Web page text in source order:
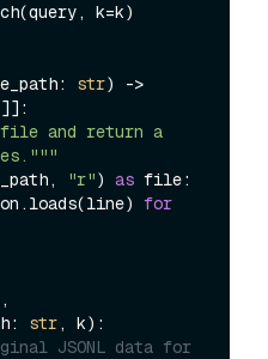
k=k)
str
]]:
file and return a
"r") as file:
for
str, k):
JSONL data for